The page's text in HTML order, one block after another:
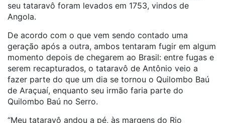
seu tataravô foram levados em 1753, vindos de
Angola.
De acordo com o que vem sendo contado uma
geração após a outra, ambos tentaram fugir em algum
momento depois de chegarem ao Brasil: entre fugas e
serem recapturados, o tataravô de Antônio veio a
fazer parte do que um dia se tornou o Quilombo Baú
de Araçuaí, enquanto seu irmão faria parte do
Quilombo Baú no Serro.
“Meu tataravô andou a pé, às margens do Rio